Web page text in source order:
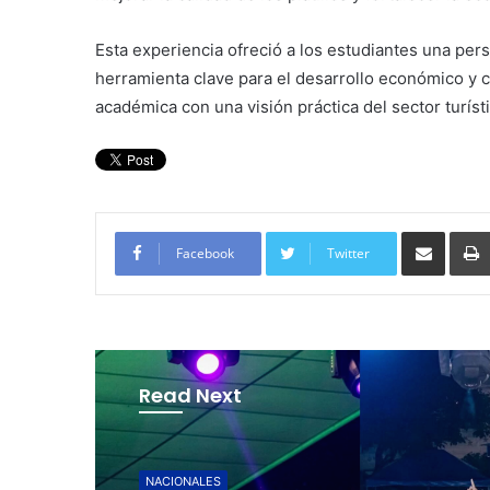
Esta experiencia ofreció a los estudiantes una
herramienta clave para el desarrollo económico y
académica con una visión práctica del sector
Facebook Twitter
Compartir por
Read Next